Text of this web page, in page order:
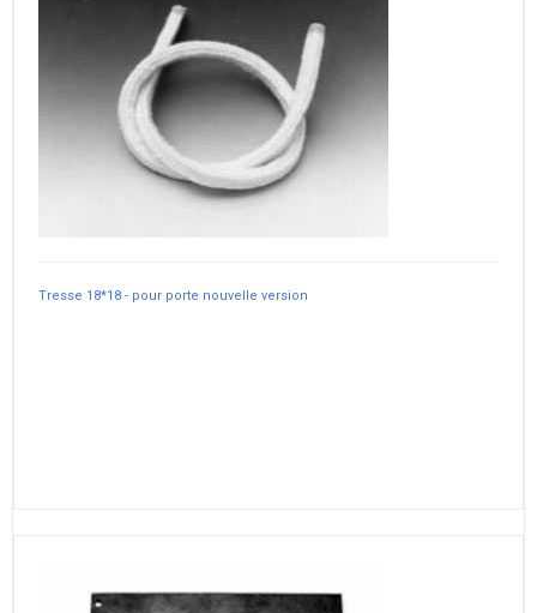
Tresse 18*18 - pour porte nouvelle version